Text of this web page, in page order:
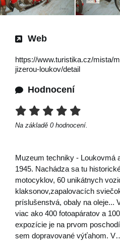
Web
https://www.turistika.cz/mista/
jizerou-loukov/detail
Hodnocení
Na základě 0 hodnocení.
Muzeum techniky - Loukovmá
1945. Nachádza sa tu
motocyklov, 60 unikátnych
klaksonov,zapalovacích
príslušenstvá, obaly na oleje...
viac ako 400 fotoapáratov a
expozície je na prvom
sem dopravované výťahom.